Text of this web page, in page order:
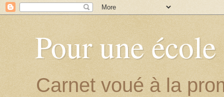
Pour une
Carnet voué à la